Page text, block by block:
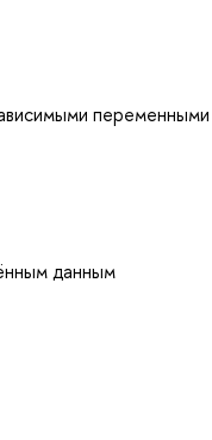
данным